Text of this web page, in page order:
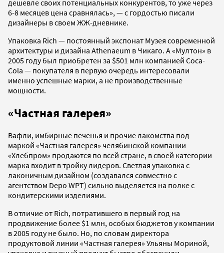
дешевле своих потенциальных конкурентов, то уже через
6-8 месяцев цена сравнялась», — с гордостью писали
дизайнеры в своем ЖЖ-дневнике.
Упаковка Rich — постоянный экспонат Музея современной
архитектуры и дизайна Athenaeum в Чикаго. А «Мултон» в
2005 году был приобретен за $501 млн компанией Coca-
Cola — покупателя в первую очередь интересовали
именно успешные марки, а не производственные
мощности.
«Частная галерея»
Вафли, имбирные печенья и прочие лакомства под
маркой «Частная галерея» челябинской компании
«Хлебпром» продаются по всей стране, в своей категории
марка входит в тройку лидеров. Светлая упаковка с
лаконичным дизайном (создавался совместно с
агентством Depo WPT) сильно выделяется на полке с
кондитерскими изделиями.
В отличие от Rich, потратившего в первый год на
продвижение более $1 млн, особых бюджетов у компании
в 2005 году не было. Но, по словам директора
продуктовой линии «Частная галерея» Ульяны Мориной,